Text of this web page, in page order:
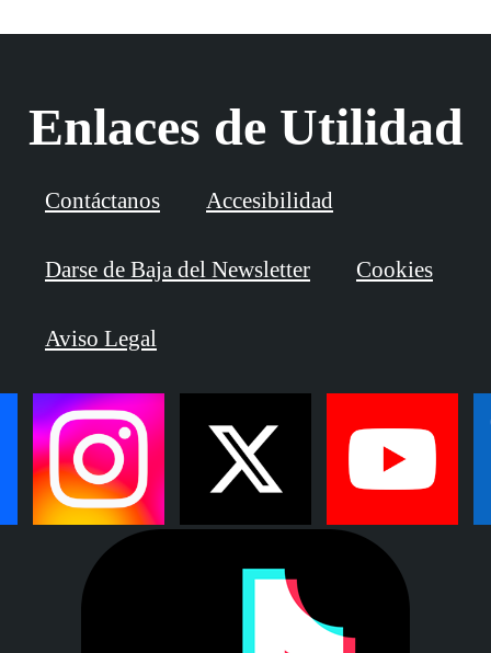
Enlaces de Utilidad
Contáctanos Accesibilidad
Darse de Baja del Newsletter Cookies
Aviso Legal